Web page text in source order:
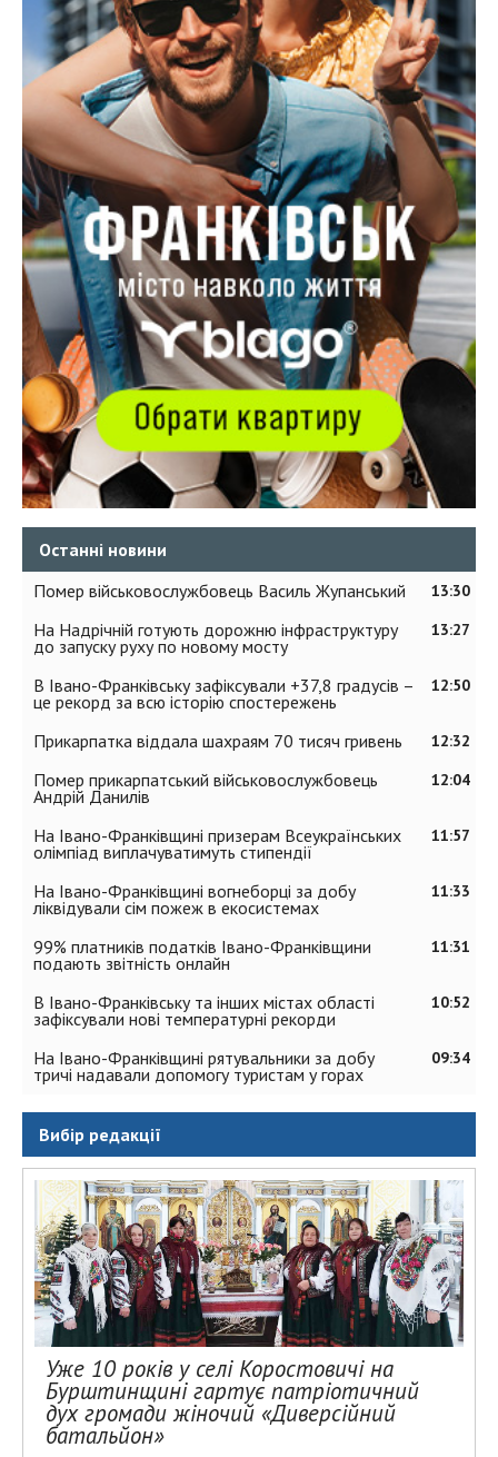
Останні новини
13:30
Помер військовослужбовець Василь Жупанський
13:27
На Надрічній готують дорожню інфраструктуру
до запуску руху по новому мосту
12:50
В Івано-Франківську зафіксували +37,8 градусів –
це рекорд за всю історію спостережень
12:32
Прикарпатка віддала шахраям 70 тисяч гривень
12:04
Помер прикарпатський військовослужбовець
Андрій Данилів
11:57
На Івано-Франківщині призерам Всеукраїнських
олімпіад виплачуватимуть стипендії
11:33
На Івано-Франківщині вогнеборці за добу
ліквідували сім пожеж в екосистемах
11:31
99% платників податків Івано-Франківщини
подають звітність онлайн
10:52
В Івано-Франківську та інших містах області
зафіксували нові температурні рекорди
09:34
На Івано-Франківщині рятувальники за добу
тричі надавали допомогу туристам у горах
Вибір редакції
Уже 10 років у селі Коростовичі на
Бурштинщині гартує патріотичний
дух громади жіночий «Диверсійний
батальйон»